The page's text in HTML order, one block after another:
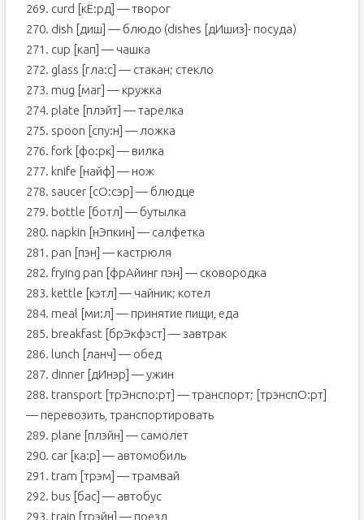
269. curd [кЁ:рд] — творог
270. dish [диш] — блюдо (dishes [дИшиз]- посуда)
271. cup [кап] — чашка
272. glass [гла:с] — стакан; стекло
273. mug [маг] — кружка
274. plate [плэйт] — тарелка
275. spoon [спу:н] — ложка
276. fork [фо:рк] — вилка
277. knife [найф] — нож
278. saucer [сO:сэр] — блюдце
279. bottle [ботл] — бутылка
280. napkin [нЭпкин] — салфетка
281. pan [пэн] — кастрюля
282. frying pan [фрАйинг пэн] — сковородка
283. kettle [кэтл] — чайник; котел
284. meal [ми:л] — принятие пищи, еда
285. breakfast [брЭкфэст] — завтрак
286. lunch [ланч] — обед
287. dinner [дИнэр] — ужин
288. transport [трЭнспо:рт] — транспорт; [трэнспО:рт]
— перевозить, транспортировать
289. plane [плэйн] — самолет
290. car [ка:р] — автомобиль
291. tram [трэм] — трамвай
292. bus [бас] — автобус
293. train [трэйн] — поезд